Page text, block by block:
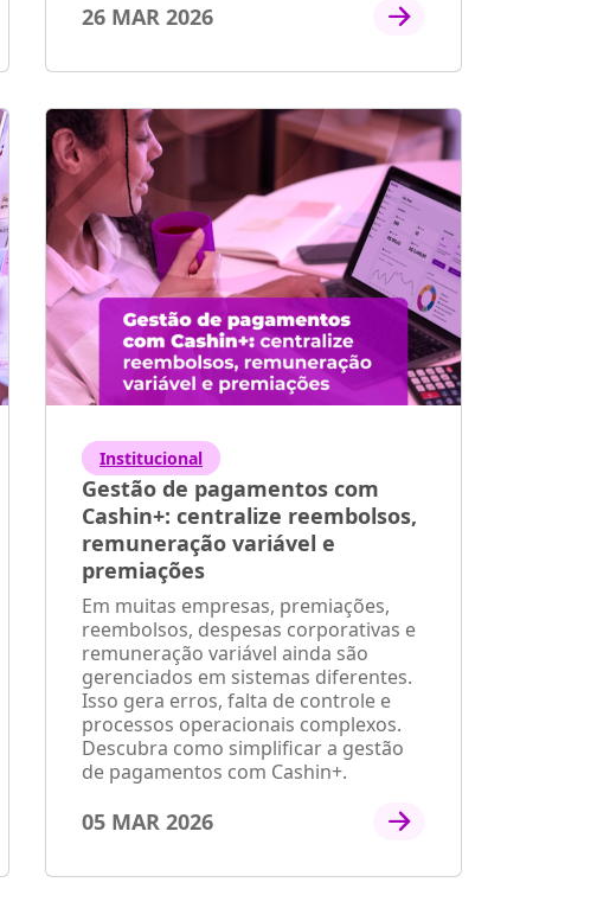
26 MAR 2026
Institucional
Gestão de pagamentos com
Cashin+: centralize reembolsos,
remuneração variável e
premiações
Em muitas empresas, premiações,
reembolsos, despesas corporativas e
remuneração variável ainda são
gerenciados em sistemas diferentes.
Isso gera erros, falta de controle e
processos operacionais complexos.
Descubra como simplificar a gestão
de pagamentos com Cashin+.
05 MAR 2026